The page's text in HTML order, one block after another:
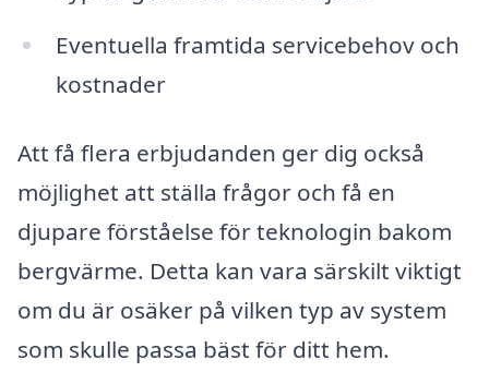
Eventuella framtida servicebehov och
kostnader
Att få flera erbjudanden ger dig också
möjlighet att ställa frågor och få en
djupare förståelse för teknologin bakom
bergvärme. Detta kan vara särskilt viktigt
om du är osäker på vilken typ av system
som skulle passa bäst för ditt hem.